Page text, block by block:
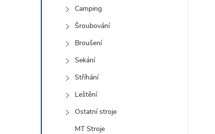
Camping
Šroubování
Broušení
Sekání
Stříhání
Leštění
Ostatní stroje
MT Stroje